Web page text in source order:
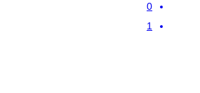
0
1